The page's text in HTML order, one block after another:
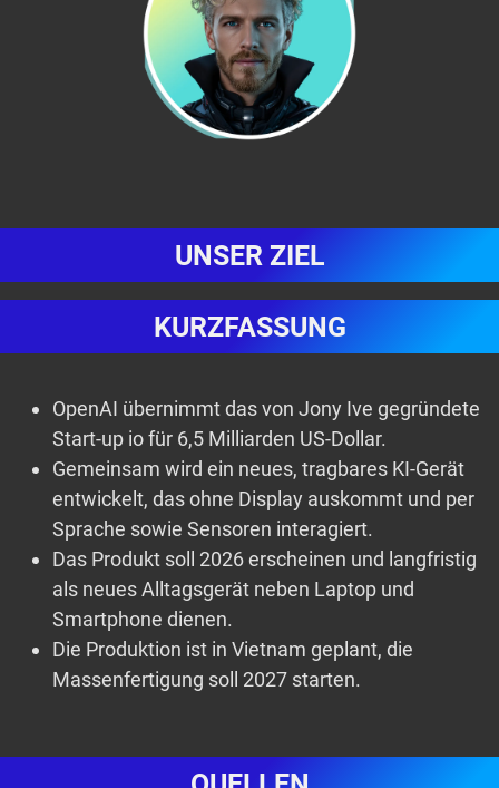
UNSER ZIEL
KURZFASSUNG
OpenAI übernimmt das von Jony Ive gegründete
Start-up io für 6,5 Milliarden US-Dollar.
Gemeinsam wird ein neues, tragbares KI-Gerät
entwickelt, das ohne Display auskommt und per
Sprache sowie Sensoren interagiert.
Das Produkt soll 2026 erscheinen und langfristig
als neues Alltagsgerät neben Laptop und
Smartphone dienen.
Die Produktion ist in Vietnam geplant, die
Massenfertigung soll 2027 starten.